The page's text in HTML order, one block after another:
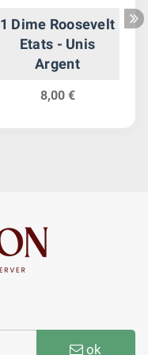
1 Dime Roosevelt
Etats - Unis
Argent
8,00 €
ok